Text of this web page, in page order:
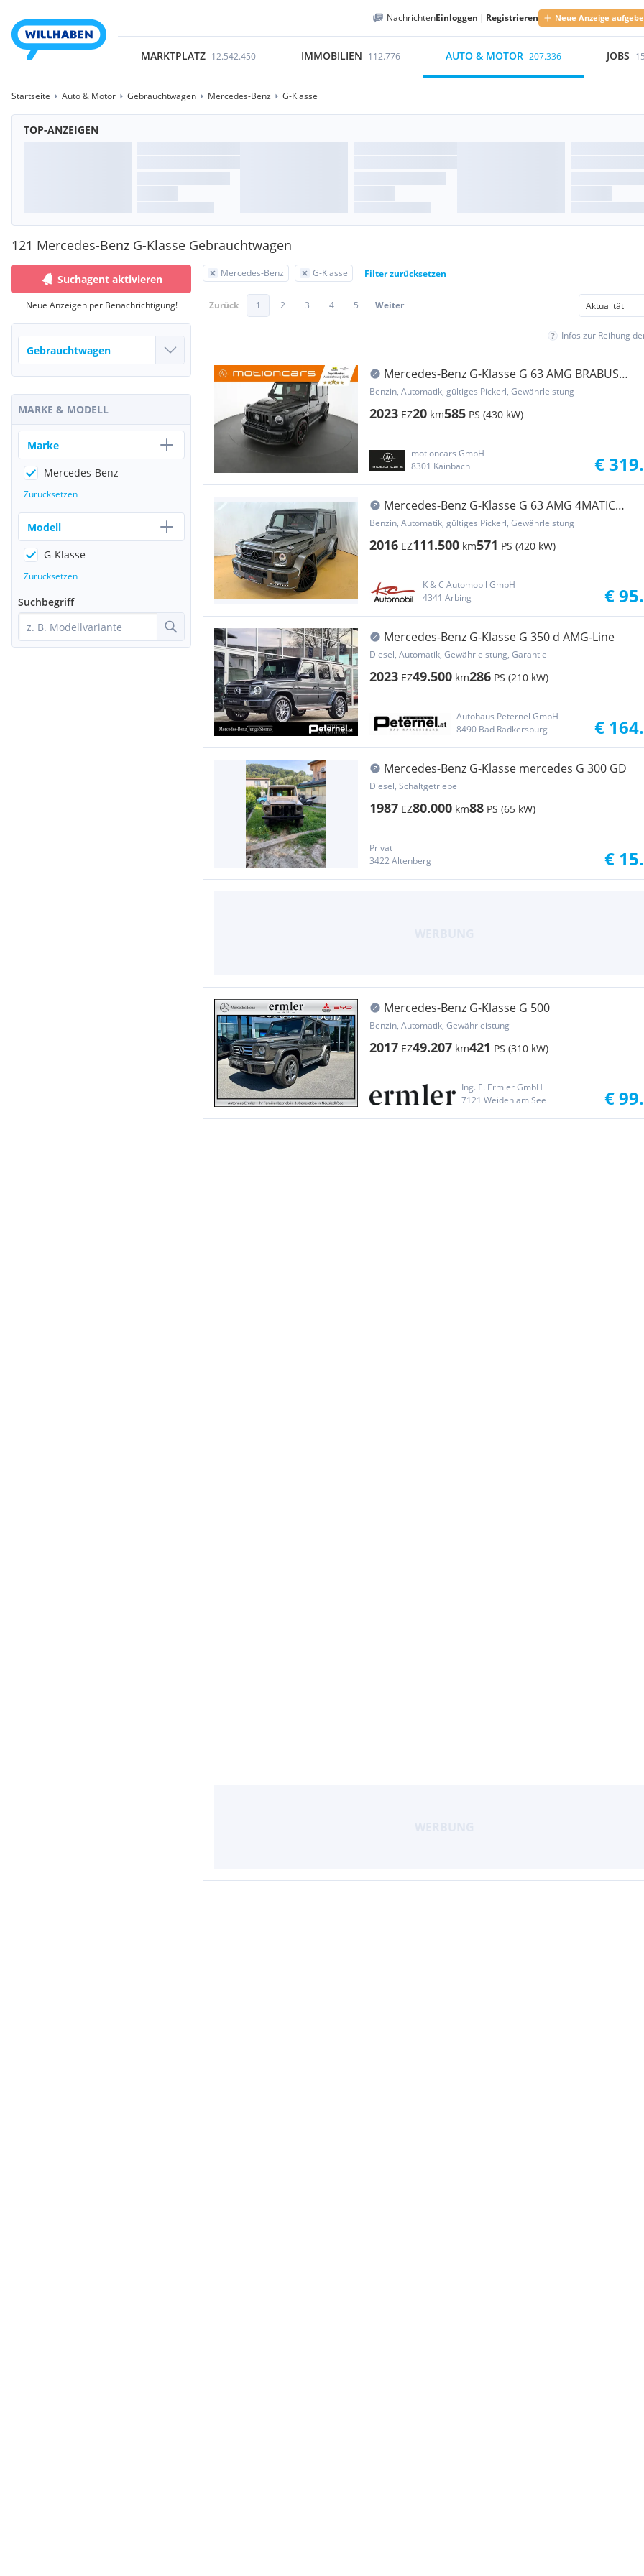
NachrichtenEinloggen | Registrieren Neue Anzeige
MARKTPLATZ 12.542.450 IMMOBILIEN 112.776 AUTO & MOTOR 207.336 JOBS
Startseite Auto & Motor Gebrauchtwagen Mercedes-Benz G-Klasse
TOP-ANZEIGEN
121 Mercedes-Benz G-Klasse Gebrauchtwagen
Mercedes-Benz G-Klasse Filter zurücksetzen
Zurück 1 2 3 4 5 Weiter
Infos zur Reihung
Mercedes-Benz G-Klasse G 63 AMG BRABUS
WIDESTAR Rocket
Benzin, Automatik, gültiges Pickerl, Gewährleistung
2023 EZ20 km585 PS (430 kW)
motioncars GmbH
8301 Kainbach
€
Mercedes-Benz G-Klasse G 63 AMG 4MATIC
Hamann
Benzin, Automatik, gültiges Pickerl, Gewährleistung
2016 EZ111.500 km571 PS (420 kW)
K & C Automobil GmbH
4341 Arbing
€
Mercedes-Benz G-Klasse G 350 d AMG-Line
Diesel, Automatik, Gewährleistung, Garantie
2023 EZ49.500 km286 PS (210 kW)
Autohaus Peternel GmbH
8490 Bad Radkersburg
€
Mercedes-Benz G-Klasse mercedes G 300 GD
Diesel, Schaltgetriebe
1987 EZ80.000 km88 PS (65 kW)
Privat
3422 Altenberg
€
Mercedes-Benz G-Klasse G 500
Benzin, Automatik, Gewährleistung
2017 EZ49.207 km421 PS (310 kW)
Ing. E. Ermler GmbH
7121 Weiden am See
€
Suchagent aktivieren
Neue Anzeigen per Benachrichtigung!
MARKE & MODELL
Marke
Mercedes-Benz
Zurücksetzen
Modell
G-Klasse
Zurücksetzen
Suchbegriff